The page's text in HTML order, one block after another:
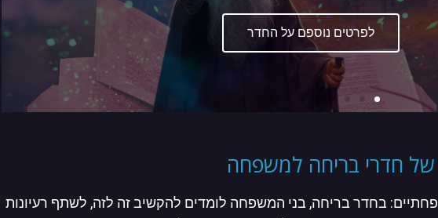
לפרטים נוספים על החדר
חדרי בריחה למשפחה
בחדר בריחה, בני המשפחה לומדים להקשיב זה לזה, לשתף רעיונות